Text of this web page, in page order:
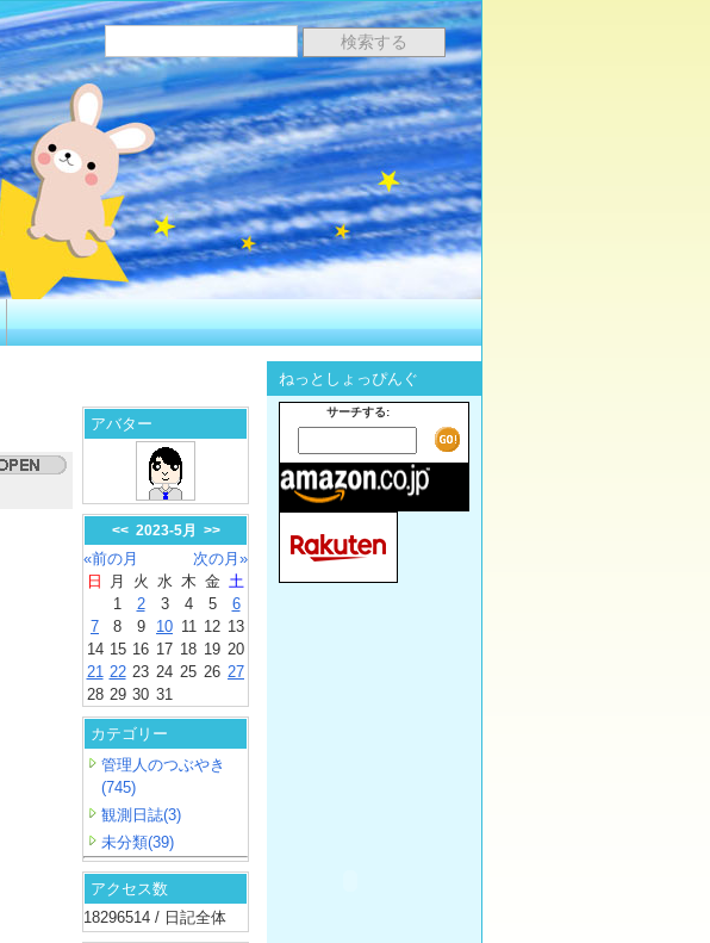
アバター
<< 2023-5月 >>
«前の月
次の月»
日
月 火 水 木 金 土
1
2 3 4 5
6
7
8 9 10 11 12 13
14 15 16 17 18 19 20
21 22 23 24 25 26 27
28 29 30 31
カテゴリー
管理人のつぶやき
(745)
観測日誌(3)
未分類(39)
アクセス数
18296514 / 日記全体
ねっとしょっぴんぐ
サーチする: